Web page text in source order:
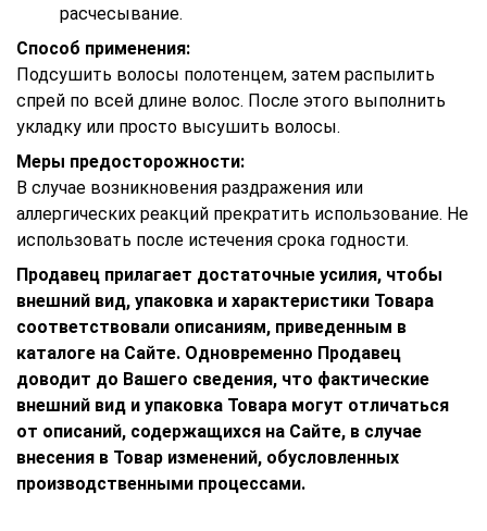
расчесывание.
Способ применения:
Подсушить волосы полотенцем, затем распылить
спрей по всей длине волос. После этого выполнить
укладку или просто высушить волосы.
Меры предосторожности:
В случае возникновения раздражения или
аллергических реакций прекратить использование. Не
использовать после истечения срока годности.
Продавец прилагает достаточные усилия, чтобы
внешний вид, упаковка и характеристики Товара
соответствовали описаниям, приведенным в
каталоге на Сайте. Одновременно Продавец
доводит до Вашего сведения, что фактические
внешний вид и упаковка Товара могут отличаться
от описаний, содержащихся на Сайте, в случае
внесения в Товар изменений, обусловленных
производственными процессами.